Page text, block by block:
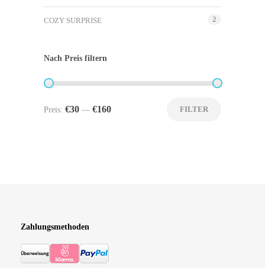
COZY SURPRISE 2
Nach Preis filtern
FILTER
Preis: €30 — €160
Zahlungsmethoden